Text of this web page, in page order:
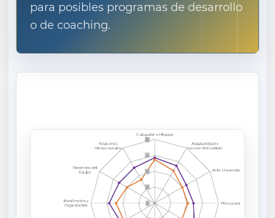
para posibles programas de desarrollo
o de coaching.